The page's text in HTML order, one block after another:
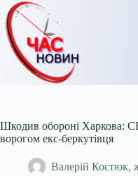
Перейти
до
вмісту
Шкодив обороні Харкова:
ворогом екс-беркутівця
Валерій Костюк,